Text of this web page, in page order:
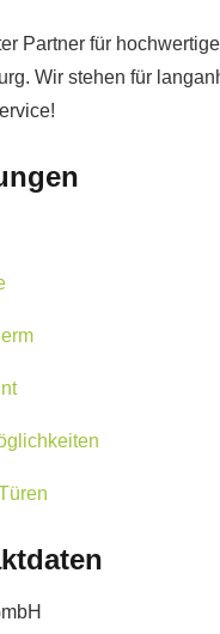
Partner für
Wir stehen für